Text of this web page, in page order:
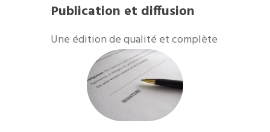
Publication et diffusion
Une édition de qualité et complète